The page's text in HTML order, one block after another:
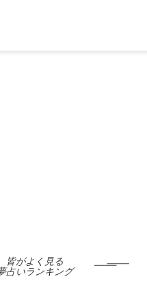
皆がよく見る
占いランキング